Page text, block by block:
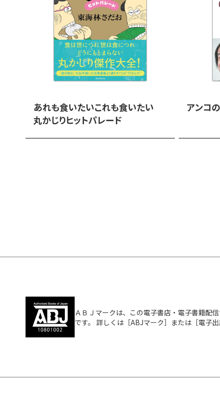
あれも食いたいこれも食いたい
丸かじりヒットパレード
アンコ
ＡＢＪマークは、この電子書店・電子書籍配
です。 詳しくは［ABJマーク］または［電子